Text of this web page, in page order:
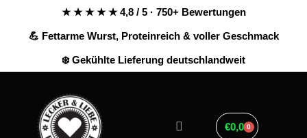
★ ★ ★ ★ ★ 4,8 / 5 · 750+ Bewertungen
💪 Fettarme Wurst, Proteinreich & voller Geschmack
❄️ Gekühlte Lieferung deutschlandweit
€0,000